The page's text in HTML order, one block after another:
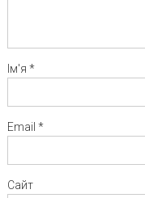
Ім'я *
Email *
Сайт